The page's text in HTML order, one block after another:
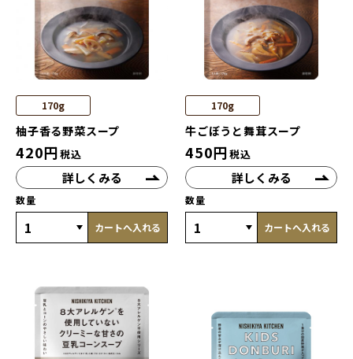
170g
柚子香る野菜スープ
420円税込
詳しくみる
数量
カートへ入れる
170g
牛ごぼうと舞茸スープ
450円税込
詳しくみる
数量
カートへ入れる